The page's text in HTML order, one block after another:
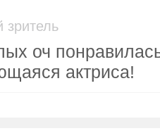
зритель
оч
актриса!